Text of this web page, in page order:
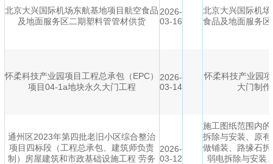
北京大兴国际机场东航基地项目航空食品
及地面服务区二期塑料管管材供货
2026-
03-16
北京大兴国际机
食品及地面服务
怀柔科技产业园项目工程总承包（EPC）
项目04-1a地块永久大门工程
2026-
03-14
怀柔科技产业园
大门制
通州区2023年第四批老旧小区综合整治
项目四标段（工程总承包、建筑师负责
制）房屋建筑和市政基础设施工程 劳务
2026-
03-12
施工图纸范围内
拆除与安装、原
做铺装、路缘石
弱电拆除与安装